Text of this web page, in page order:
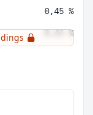
0,45 %
0,43 %